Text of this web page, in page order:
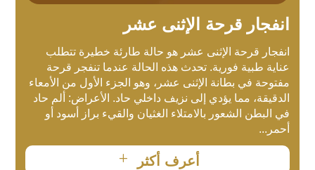
انفجار قرحة الإثنى عشر
انفجار قرحة الإثنى عشر هو حالة طارئة خطيرة تتطلب
عناية طبية فورية. تحدث هذه الحالة عندما تنفجر قرحة
مفتوحة في بطانة الإثنى عشر، وهو الجزء الأول من الأمعاء
الدقيقة، مما يؤدي إلى نزيف داخلي حاد. الأعراض: ألم حاد
في البطن الشعور بالامتلاء الغثيان والقيء براز أسود أو
أحمر...
أعرف أكثر L